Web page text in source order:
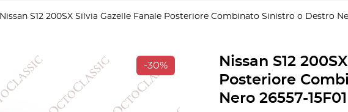
Nissan S12 200SX Silvia Gazelle Fanale Posteriore Combinato Sinistro o Destro
-30%
Nissan S12
Posteriore
Nero 26557-